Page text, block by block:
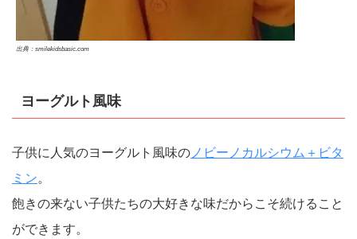
出典：smilekidsbasic.com
ヨーグルト風味
子供に人気のヨーグルト風味の ノビーノカルシウム＋ビタ
ミン。
飽きの来ない子供たちの大好きな味だからこそ続けること
ができます。